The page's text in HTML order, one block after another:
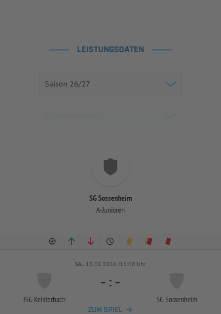
LEISTUNGSDATEN
SG Sossenheim
A-Junioren
SA.. 15.08.2026 /16:00 Uhr
JSG Kelsterbach
- : -
SG Sossenheim
ZUM SPIEL